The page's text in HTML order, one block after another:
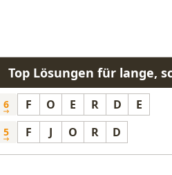
Top Lösungen für lange,
6 F O E R D E
5 F J O R D